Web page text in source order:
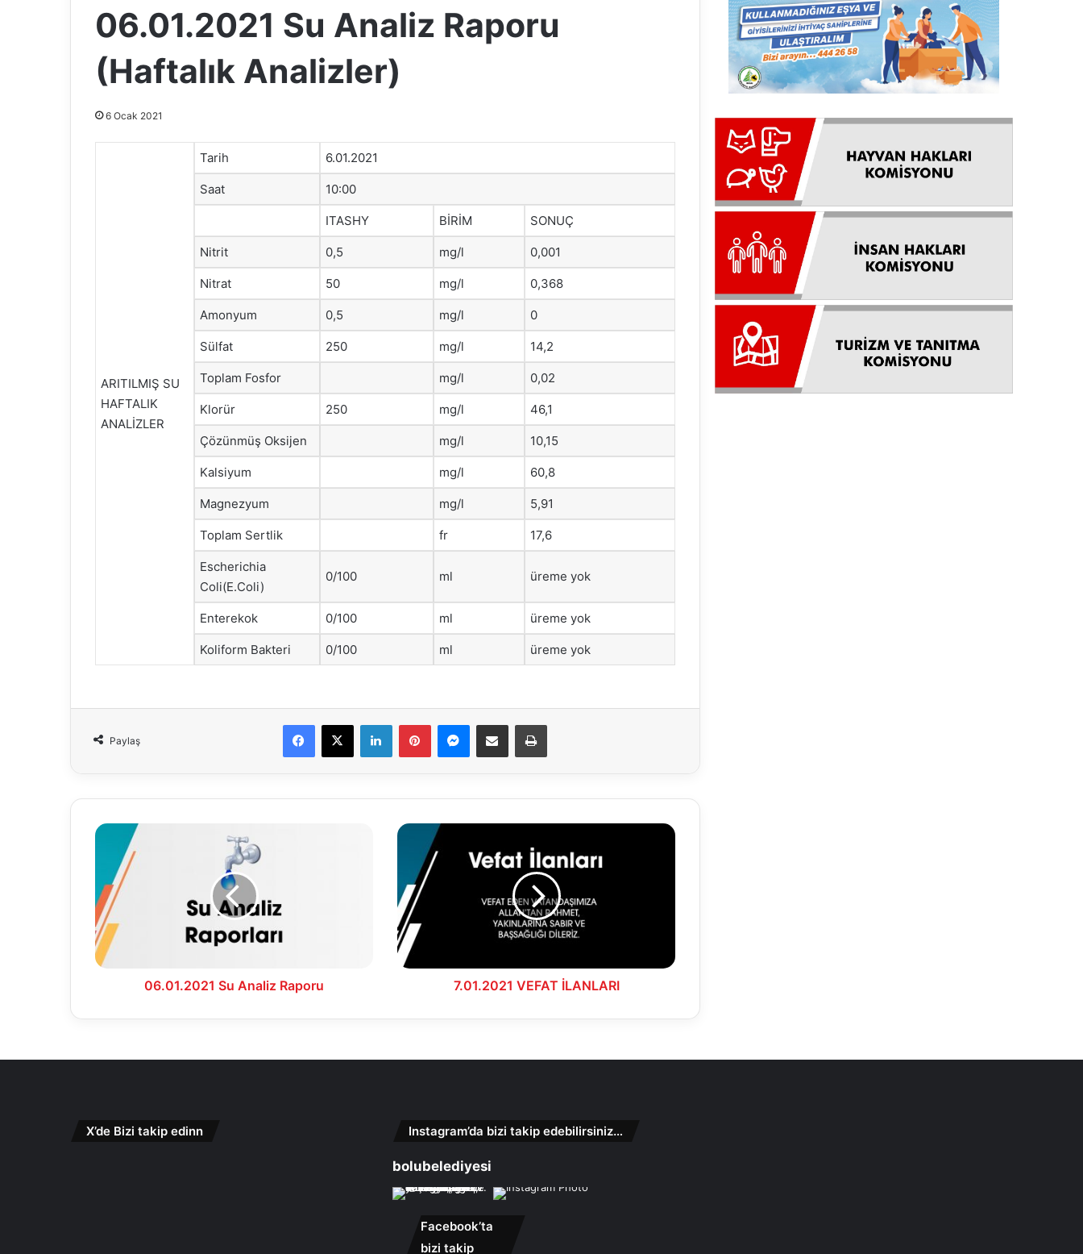
06.01.2021 Su Analiz Raporu
(Haftalık Analizler)
6 Ocak 2021
ARITILMIŞ SU
HAFTALIK
ANALİZLER
Tarih 6.01.2021
Saat 10:00
ITASHY BİRİM SONUÇ
Nitrit 0,5 mg/l 0,001
Nitrat 50 mg/l 0,368
Amonyum 0,5 mg/l 0
Sülfat 250 mg/l 14,2
Toplam Fosfor mg/l 0,02
Klorür 250 mg/l 46,1
Çözünmüş Oksijen mg/l 10,15
Kalsiyum mg/l 60,8
Magnezyum mg/l 5,91
Toplam Sertlik fr 17,6
Escherichia
Coli(E.Coli)
0/100 ml üreme yok
Enterekok 0/100 ml üreme yok
Koliform Bakteri 0/100 ml üreme yok
Paylaş
Facebook
X LinkedInPinterestMessenger
E-Mail ile paylaş Yazdır
06.01.2021
Analiz
Raporu
06.01.2021 Su Analiz Raporu
7.01.2021
VEFAT
İLANLARI
7.01.2021 VEFAT İLANLARI
X’de Bizi takip edinn Instagram’da bizi takip edebilirsiniz…
bolubelediyesi
Facebook’ta
bizi takip